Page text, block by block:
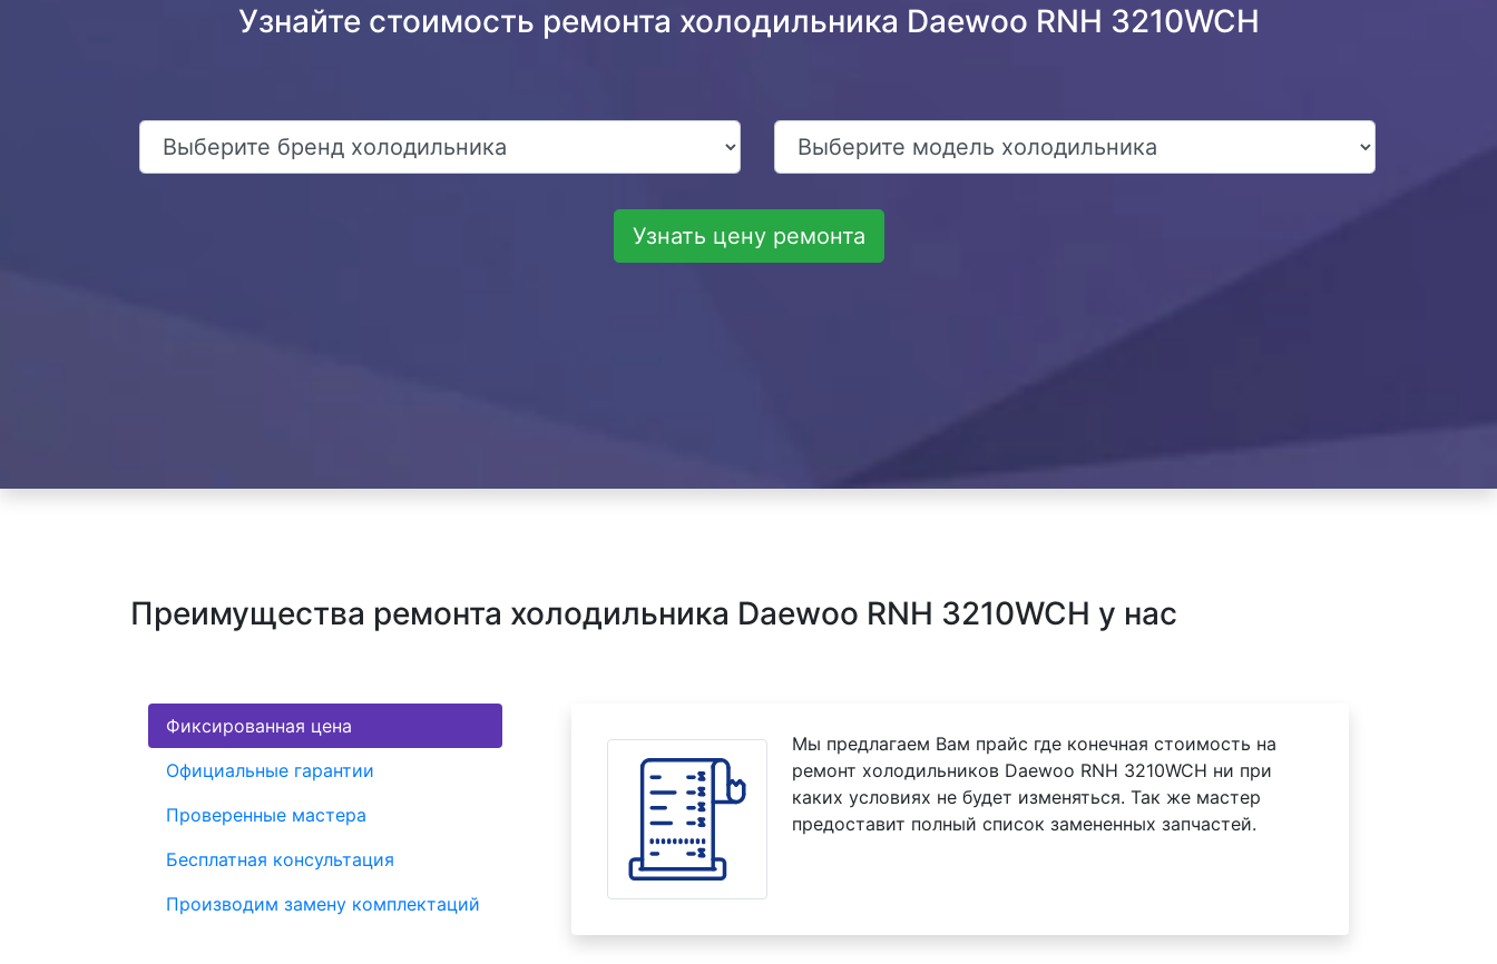
Узнайте стоимость ремонта холодильника Daewoo RNH 3210WCH
Узнать цену ремонта
Преимущества ремонта холодильника Daewoo RNH 3210WCH у нас
Фиксированная цена
Официальные гарантии
Проверенные мастера
Бесплатная консультация
Производим замену комплектаций
Мы предлагаем Вам прайс где конечная стоимость на
ремонт холодильников Daewoo RNH 3210WCH ни при
каких условиях не будет изменяться. Так же мастер
предоставит полный список замененных запчастей.